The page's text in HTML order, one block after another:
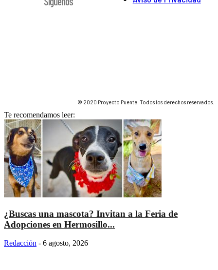
© 2020 Proyecto Puente. Todos los derechos reservados.
Te recomendamos leer:
¿Buscas una mascota? Invitan a la Feria de
Adopciones en Hermosillo...
Redacción - 6 agosto, 2026